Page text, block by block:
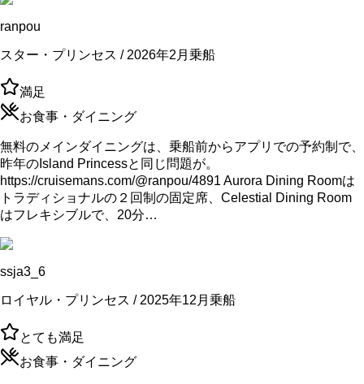
ranpou
スター・プリンセス / 2026年2月乗船
満足
お食事・ダイニング
無料のメインダイニングは、乗船前からアプリでの予約制で、
昨年のIsland Princessと同じ問題が。
https://cruisemans.com/@ranpou/4891 Aurora Dining Roomは
トラディショナルの２回制の固定席、Celestial Dining Room
はフレキシブルで、20分…
ssja3_6
ロイヤル・プリンセス / 2025年12月乗船
とても満足
お食事・ダイニング